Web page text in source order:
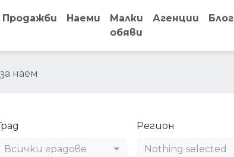
Продажби Наеми
Малки
обяви
Агенции Блог
наем
Всички градове
Регион
Nothing selected